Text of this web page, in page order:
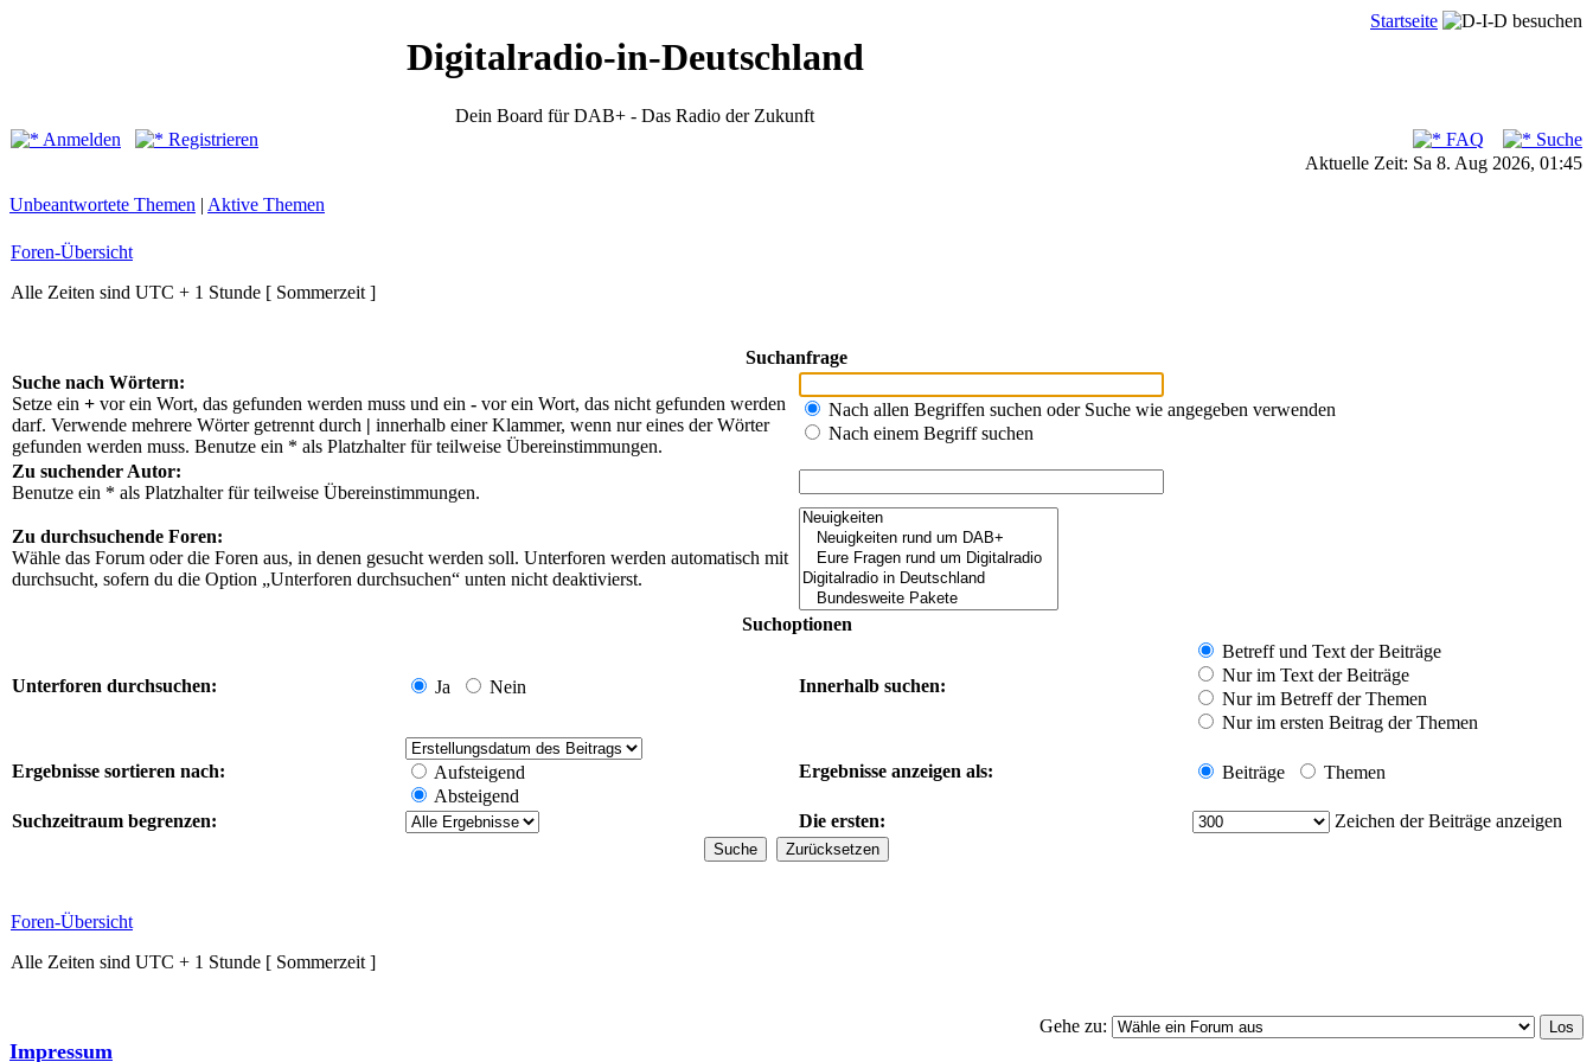
Digitalradio-in-Deutschland
Dein Board für DAB+ - Das Radio der Zukunft
Startseite
Anmelden Registrieren FAQ
Suche
Aktuelle Zeit: Sa 8. Aug 2026, 01:45
Unbeantwortete Themen | Aktive Themen
Foren-Übersicht
Alle Zeiten sind UTC + 1 Stunde [ Sommerzeit ]
Suchanfrage
Suche nach Wörtern:
Setze ein + vor ein Wort, das gefunden werden muss und ein - vor ein Wort, das nicht gefunden werden
darf. Verwende mehrere Wörter getrennt durch | innerhalb einer Klammer, wenn nur eines der Wörter
gefunden werden muss. Benutze ein * als Platzhalter für teilweise Übereinstimmungen.
Nach allen Begriffen suchen oder Suche wie angegeben verwenden
Nach einem Begriff suchen
Zu suchender Autor:
Benutze ein * als Platzhalter für teilweise Übereinstimmungen.
Zu durchsuchende Foren:
Wähle das Forum oder die Foren aus, in denen gesucht werden soll. Unterforen werden automatisch mit
durchsucht, sofern du die Option „Unterforen durchsuchen“ unten nicht deaktivierst.
Suchoptionen
Unterforen durchsuchen: Ja Nein Innerhalb suchen:
Betreff und Text der Beiträge
Nur im Text der Beiträge
Nur im Betreff der Themen
Nur im ersten Beitrag der Themen
Ergebnisse sortieren nach:
Aufsteigend
Absteigend
Ergebnisse anzeigen als: Beiträge Themen
Suchzeitraum begrenzen: Die ersten: Zeichen der Beiträge anzeigen
Foren-Übersicht
Alle Zeiten sind UTC + 1 Stunde [ Sommerzeit ]
Gehe zu:
Impressum